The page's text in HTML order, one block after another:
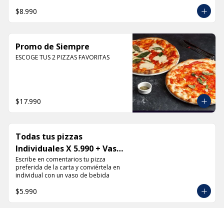
MIERCOLES: Raviol 4 quesos con tu
favorita
VIERNES: Raviol cabra con tu salsa
favorita
$8.990
Promo de Siempre
ESCOGE TUS 2 PIZZAS FAVORITAS
$17.990
Todas tus pizzas
Individuales X 5.990 + Vaso
de Bebida Grande
Escribe en comentarios tu pizza
preferida de la carta y conviértela en
individual con un vaso de bebida
$5.990